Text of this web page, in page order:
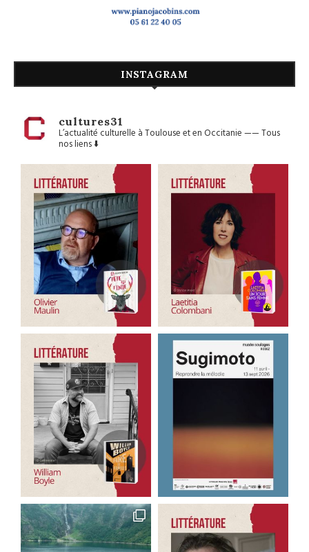
INSTAGRAM
cultures31
L’actualité culturelle à Toulouse et en Occitanie——Tous
nos liens ⬇️